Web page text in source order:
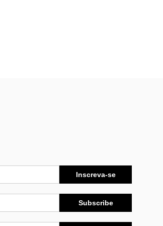
Inscreva-se
Subscribe